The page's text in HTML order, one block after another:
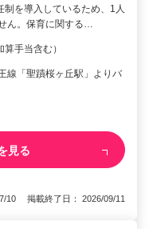
を導入しているため、1人
ん。保育に関する…
手当含む）
線「聖蹟桜ヶ丘駅」よりバ
見る
10 掲載終了日： 2026/09/11